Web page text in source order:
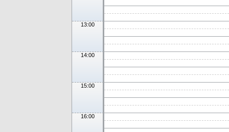
13:00
14:00
15:00
16:00